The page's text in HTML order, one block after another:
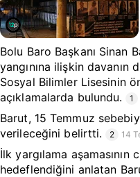
Bolu Baro Başkanı Sinan
yangınına ilişkin davanın
Sosyal Bilimler Lisesinin
açıklamalarda bulundu.
1
Barut, 15 Temmuz
verileceğini belirtti.
2 14
İlk yargılama
hedeflendiğini anlatan